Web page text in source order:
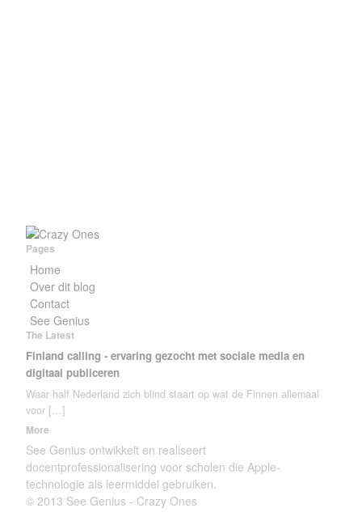
Pages
Home
Over dit blog
Contact
See Genius
The Latest
Finland calling - ervaring gezocht met sociale media en
digitaal publiceren
Waar half Nederland zich blind staart op wat de Finnen allemaal
voor […]
More
See Genius ontwikkelt en realiseert
docentprofessionalisering voor scholen die Apple-
technologie als leermiddel gebruiken.
© 2013 See Genius - Crazy Ones